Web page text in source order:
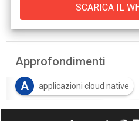
Approfondimenti
A
applicazioni cloud native
L Log Management P